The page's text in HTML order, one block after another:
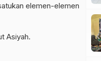
elemen-elemen
Asiyah.